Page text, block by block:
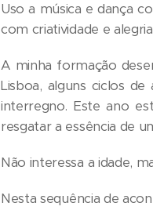
Uso a música e dança
com criatividade e
A minha formação
Lisboa, alguns ciclos
interregno. Este ano
resgatar a essência de
Não interessa a idade,
Nesta sequência de